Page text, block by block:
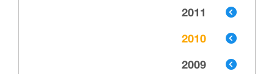
2011
2010
2009